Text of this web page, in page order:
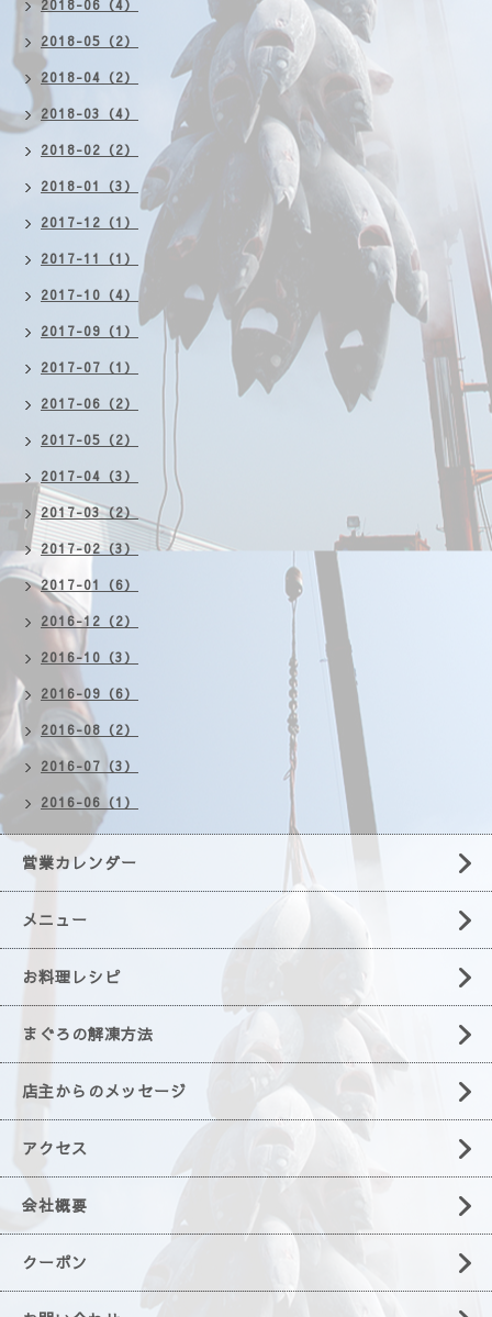
2018-06（4）
2018-05（2）
2018-04（2）
2018-03（4）
2018-02（2）
2018-01（3）
2017-12（1）
2017-11（1）
2017-10（4）
2017-09（1）
2017-07（1）
2017-06（2）
2017-05（2）
2017-04（3）
2017-03（2）
2017-02（3）
2017-01（6）
2016-12（2）
2016-10（3）
2016-09（6）
2016-08（2）
2016-07（3）
2016-06（1）
営業カレンダー
メニュー
お料理レシピ
まぐろの解凍方法
店主からのメッセージ
アクセス
会社概要
クーポン